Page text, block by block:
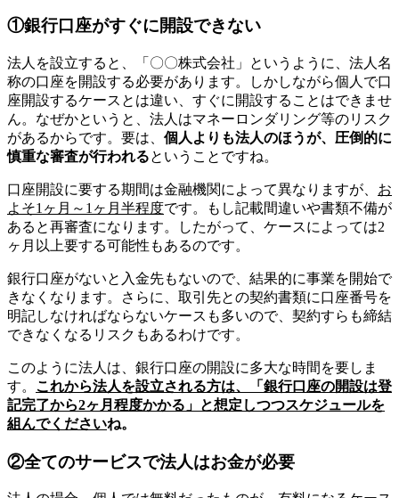
①銀行口座がすぐに開設できない
法人を設立すると、「〇〇株式会社」というように、法人名
称の口座を開設する必要があります。しかしながら個人で口
座開設するケースとは違い、すぐに開設することはできませ
ん。なぜかというと、法人はマネーロンダリング等のリスク
があるからです。要は、 個人よりも法人のほうが、圧倒的に
慎重な審査が行われるということですね。
口座開設に要する期間は金融機関によって異なりますが、 お
よそ1ヶ月～1ヶ月半程度です。もし記載間違いや書類不備が
あると再審査になります。したがって、ケースによっては2
ヶ月以上要する可能性もあるのです。
銀行口座がないと入金先もないので、結果的に事業を開始で
きなくなります。さらに、取引先との契約書類に口座番号を
明記しなければならないケースも多いので、契約すらも締結
できなくなるリスクもあるわけです。
このように法人は、銀行口座の開設に多大な時間を要しま
す。 これから法人を設立される方は、「銀行口座の開設は登
記完了から2ヶ月程度かかる」と想定しつつスケジュールを
組んでくださいね。
②全てのサービスで法人はお金が必要